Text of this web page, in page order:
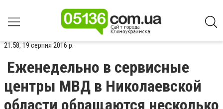
21:58, 19 серпня 2016 р.
Еженедельно в сервисные
центры МВД в Николаевской
области обращаются несколько